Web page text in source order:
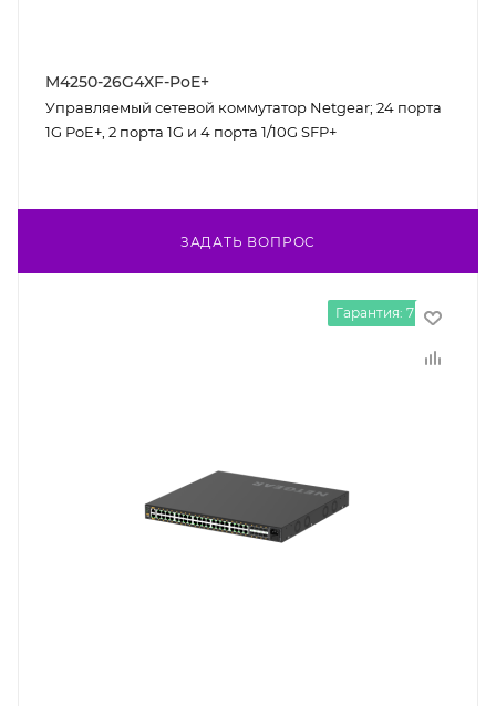
M4250-26G4XF-PoE+
Управляемый сетевой коммутатор Netgear; 24 порта
1G PoE+, 2 порта 1G и 4 порта 1/10G SFP+
ЗАДАТЬ ВОПРОС
Гарантия: 7 лет